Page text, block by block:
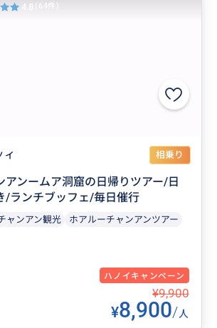
イ 相乗り
アンームア洞窟の日帰りツアー/日
/ランチブッフェ/毎日催行
ャンアン観光
ホアルーチャンアンツアー
ハノイキャンペーン
¥9,900
¥8,900/人
4.8 (64件)